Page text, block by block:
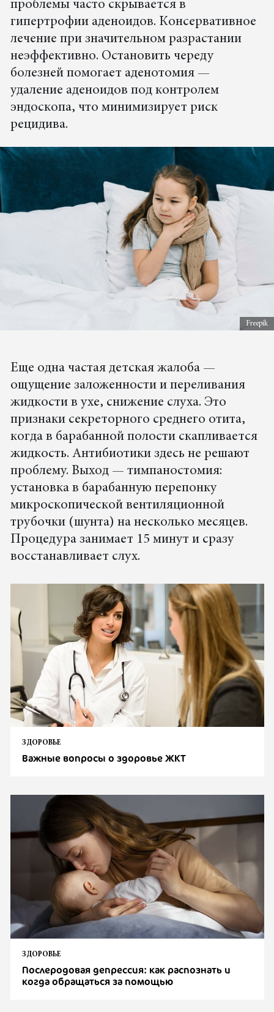
проблемы часто скрывается в
гипертрофии аденоидов. Консервативное
лечение при значительном разрастании
неэффективно. Остановить череду
болезней помогает аденотомия —
удаление аденоидов под контролем
эндоскопа, что минимизирует риск
рецидива.
Freepik
Еще одна частая детская жалоба —
ощущение заложенности и переливания
жидкости в ухе, снижение слуха. Это
признаки секреторного среднего отита,
когда в барабанной полости скапливается
жидкость. Антибиотики здесь не решают
проблему. Выход — тимпаностомия:
установка в барабанную перепонку
микроскопической вентиляционной
трубочки (шунта) на несколько месяцев.
Процедура занимает 15 минут и сразу
восстанавливает слух.
ЗДОРОВЬЕ
Важные вопросы о здоровье ЖКТ
ЗДОРОВЬЕ
Послеродовая депрессия: как распознать и
когда обращаться за помощью